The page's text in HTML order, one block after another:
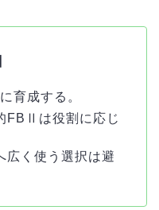
育成する。
FBⅡは役割に応じ
広く使う選択は避